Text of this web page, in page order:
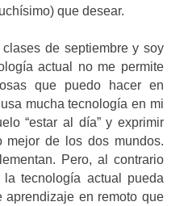
que desear.
de septiembre y soy
actual no me permite
que puedo hacer en
mucha tecnología en mi
“estar al día” y exprimir
mejor de los dos mundos.
Pero, al contrario
tecnología actual pueda
aprendizaje en remoto que